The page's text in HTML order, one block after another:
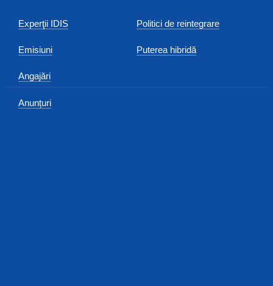
Experţii IDIS
Emisiuni
Angajări
Anunțuri
Politici de reintegrare
Puterea hibridă